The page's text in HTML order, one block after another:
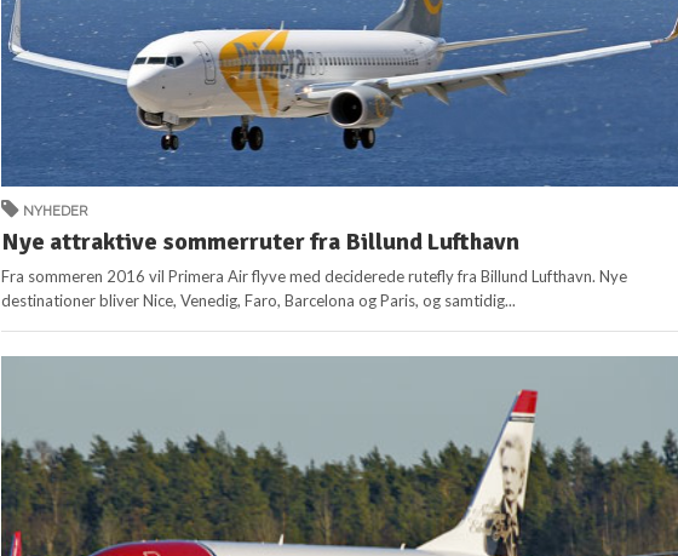
NYHEDER
Nye attraktive sommerruter fra Billund Lufthavn
Fra sommeren 2016 vil Primera Air flyve med deciderede rutefly fra Billund Lufthavn. Nye
destinationer bliver Nice, Venedig, Faro, Barcelona og Paris, og samtidig...